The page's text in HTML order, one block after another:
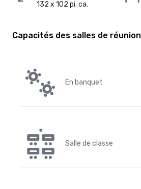
132 x 102 pi. ca.
Capacités des salles de réunion
En banquet
Salle de classe